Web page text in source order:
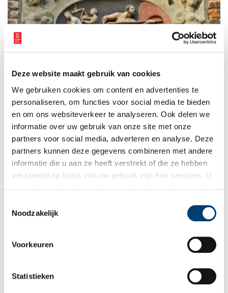
Deze website maakt gebruik van cookies
We gebruiken cookies om content en advertenties te
personaliseren, om functies voor social media te bieden
en om ons websiteverkeer te analyseren. Ook delen we
informatie over uw gebruik van onze site met onze
partners voor social media, adverteren en analyse. Deze
partners kunnen deze gegevens combineren met andere
informatie die u aan ze heeft verstrekt of die ze hebben
verzameld op basis van uw gebruik van hun services. U
Noodzakelijk
Voorkeuren
Statistieken
Haarlem
Het zojuist verschenen ‘Waar Haarlem in de gevel staat’
beschrijft gevelstenen die de tand des tijds hebben overleefd
en stenen die in de loop der tijd uit het stadsbeeld zijn
verdwenen. Maar het rijk geïllustreerde boek biedt vooral een
schat aan verhalen uit de Noord-Hollandse
provinciehoofdstad.
Ge­ma­len luis met pis? Kleu­ri­ge kle­ding uit de tui­nen van
de slotscène van Lucelle te zien – een toneelstuk geschreven
door Gerbrand Adriaenszoon Bredero. Net zoals Romeo en Julia